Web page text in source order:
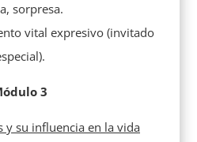
sorpresa.
vital expresivo (invitado
3
y su influencia en la vida